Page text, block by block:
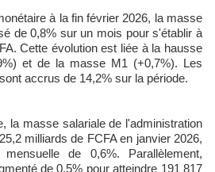
à la fin février 2026, la masse
de 0,8% sur un mois pour s'établir à
Cette évolution est liée à la hausse
et de la masse M1 (+0,7%). Les
accrus de 14,2% sur la période.
la masse salariale de l'administration
milliards de FCFA en janvier 2026,
de 0,6%. Parallèlement,
de 0,5% pour atteindre 191 817